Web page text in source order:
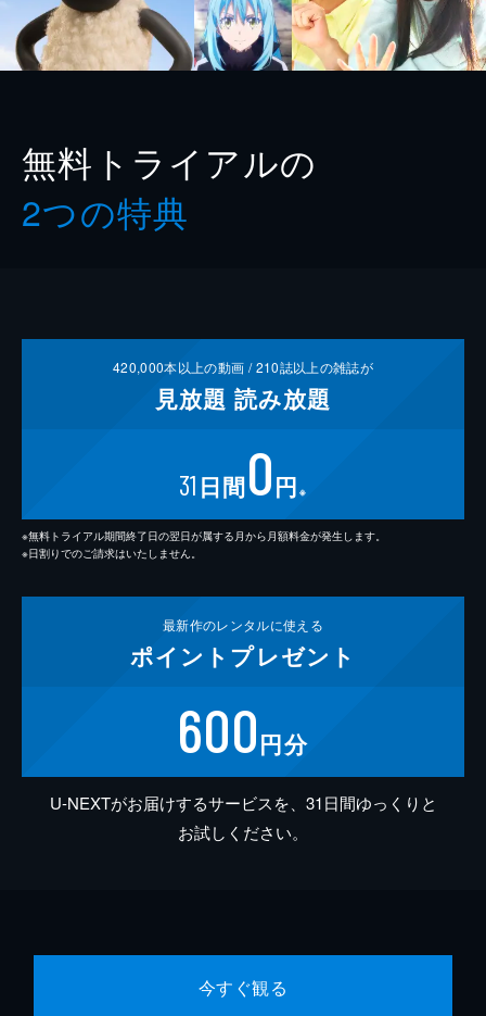
無料トライアルの
2つの特典
420,000本以上の動画 /210誌以上の雑誌が
見放題 読み放題
31 日間0円 ※
※無料トライアル期間終了日の翌日が属する月から月額料金が発生します。
※日割りでのご請求はいたしません。
最新作のレンタルに使える
ポイント プレゼント
600円分
U-NEXTがお届けするサービスを、31日間ゆっくりと
お試しください。
今すぐ観る